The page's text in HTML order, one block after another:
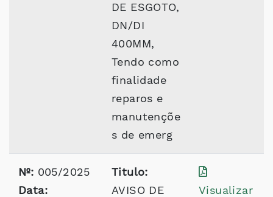
DE ESGOTO,
DN/DI
400MM,
Tendo como
finalidade
reparos e
manutençõe
s de emerg
Nº: 005/2025
Data:
Titulo:
AVISO DE
Visualizar